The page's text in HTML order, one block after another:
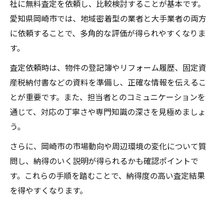
社に無料査定を依頼し、比較検討することが基本です。
愛知県岡崎市では、地域密着型の業者と大手業者の両方
に依頼することで、多角的な評価が得られやすくなりま
す。
査定依頼時は、物件の登記簿やリフォーム履歴、固定資
産税納付書などの資料を準備し、正確な情報を伝えるこ
とが重要です。また、担当者とのコミュニケーションを
通じて、対応の丁寧さや専門知識の深さを見極めましょ
う。
さらに、岡崎市の市場動向や周辺環境の変化について質
問し、納得のいく説明が得られるかも確認ポイントで
す。これらの手順を踏むことで、納得度の高い査定結果
を得やすくなります。